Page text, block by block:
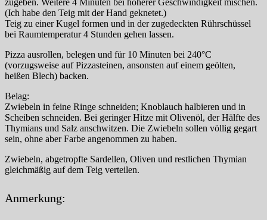
zugeben. Weitere 4 Minuten bei höherer Geschwindigkeit mischen.
(Ich habe den Teig mit der Hand geknetet.)
Teig zu einer Kugel formen und in der zugedeckten Rührschüssel
bei Raumtemperatur 4 Stunden gehen lassen.
Pizza ausrollen, belegen und für 10 Minuten bei 240°C
(vorzugsweise auf Pizzasteinen, ansonsten auf einem geölten,
heißen Blech) backen.
Belag:
Zwiebeln in feine Ringe schneiden; Knoblauch halbieren und in
Scheiben schneiden. Bei geringer Hitze mit Olivenöl, der Hälfte des
Thymians und Salz anschwitzen. Die Zwiebeln sollen völlig gegart
sein, ohne aber Farbe angenommen zu haben.
Zwiebeln, abgetropfte Sardellen, Oliven und restlichen Thymian
gleichmäßig auf dem Teig verteilen.
Anmerkung: